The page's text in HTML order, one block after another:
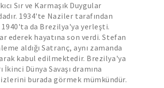
Sır ve Karmaşık Duygular
1934'te Naziler tarafından
da Brezilya'ya yerleşti.
hayatına son verdi. Stefan
aldığı Satranç, aynı zamanda
kabul edilmektedir. Brezilya'ya
Dünya Savaşı dramına
izlerini burada görmek mümkündür.